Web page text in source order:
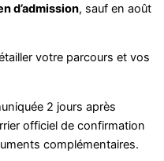
d’admission, sauf en août
votre parcours et vos
2 jours après
officiel de confirmation
complémentaires.